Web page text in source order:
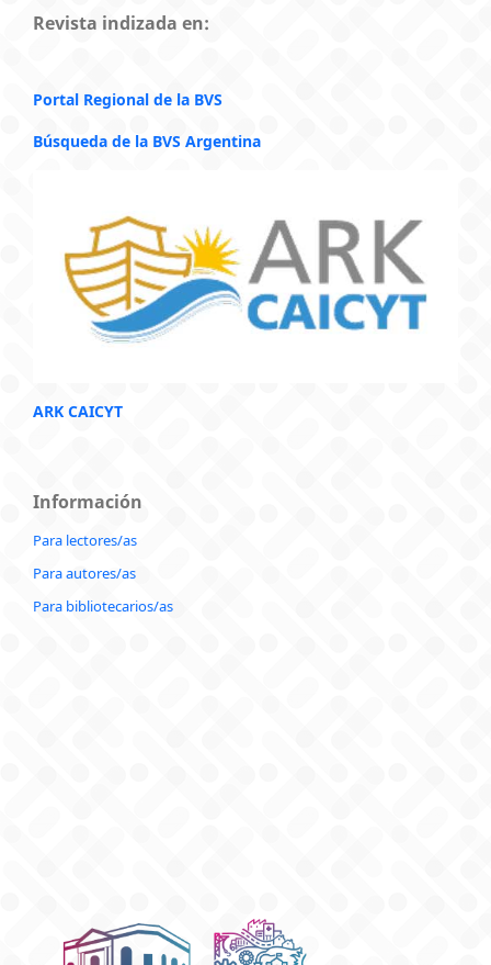
Revista indizada en:
Portal Regional de la BVS
Búsqueda de la BVS Argentina
ARK CAICYT
Información
Para lectores/as
Para autores/as
Para bibliotecarios/as